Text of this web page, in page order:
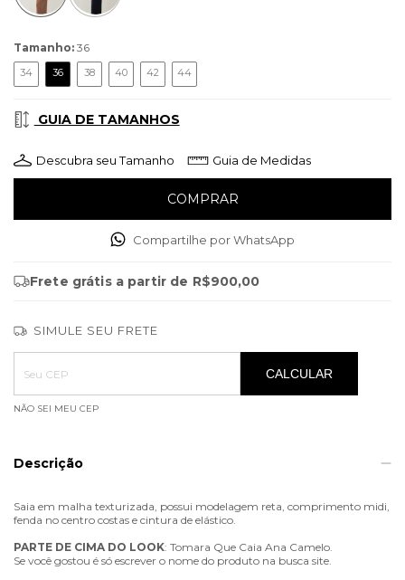
Tamanho: 36
34 36 38 40 42 44
GUIA DE TAMANHOS
Descubra seu Tamanho Guia de Medidas
Compartilhe por WhatsApp
Frete grátis a partir de R$900,00
SIMULE SEU FRETE
Entregas para o CEP:
ALTERAR CEP
CALCULAR
NÃO SEI MEU CEP
Descrição
Saia em malha texturizada, possui modelagem reta, comprimento midi,
fenda no centro costas e cintura de elástico.
PARTE DE CIMA DO LOOK: Tomara Que Caia Ana Camelo.
Se você gostou é só escrever o nome do produto na busca site.